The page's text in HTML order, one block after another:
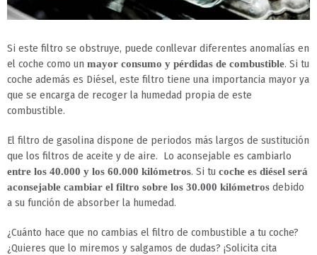
Si este filtro se obstruye, puede conllevar diferentes anomalías en
el coche como un mayor consumo y pérdidas de combustible. Si tu
coche además es Diésel, este filtro tiene una importancia mayor ya
que se encarga de recoger la humedad propia de este
combustible.
El filtro de gasolina dispone de periodos más largos de sustitución
que los filtros de aceite y de aire. Lo aconsejable es cambiarlo
entre los 40.000 y los 60.000 kilómetros. Si tu coche es diésel será
aconsejable cambiar el filtro sobre los 30.000 kilómetros debido
a su función de absorber la humedad.
¿Cuánto hace que no cambias el filtro de combustible a tu coche?
¿Quieres que lo miremos y salgamos de dudas? ¡Solicita cita